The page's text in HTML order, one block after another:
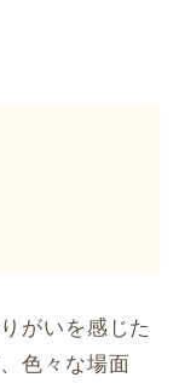
がいを感じた
色々な場面